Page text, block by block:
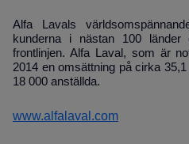
Alfa Lavals
kunderna i nästan 100
frontlinjen. Alfa Laval, som är
2014 en omsättning på cirka
18 000 anställda.
www.alfalaval.com